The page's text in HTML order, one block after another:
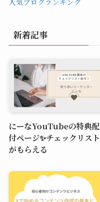
新着記事
にーなYouTubeの特典配
付ページ✨チェックリスト
がもらえる